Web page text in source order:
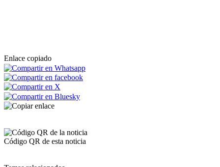
Enlace copiado
Código QR de esta noticia